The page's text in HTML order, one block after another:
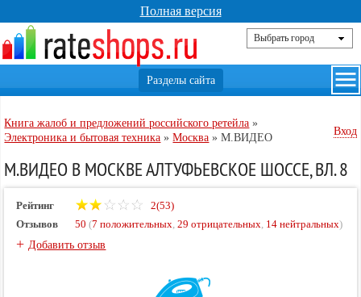
Полная версия
Книга жалоб и предложений российского ретейла »
Электроника и бытовая техника »Москва »М.ВИДЕО
Вход
М.ВИДЕО В МОСКВЕ АЛТУФЬЕВСКОЕ ШОССЕ, ВЛ. 8
Рейтинг
2(53)
Отзывов
50 (7 положительных,29 отрицательных, 14 нейтральных)
+Добавить отзыв